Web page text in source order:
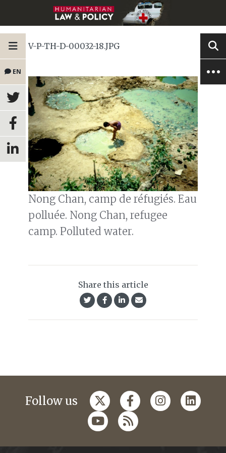
EN
V-P-TH-D-00032-18.JPG
Nong Chan, camp de réfugiés. Eau
polluée. Nong Chan, refugee
camp. Polluted water.
Share this article
Follow us